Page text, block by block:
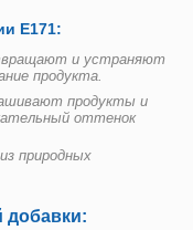
Е171:
и устраняют
продукта.
продукты и
оттенок
природных
добавки: